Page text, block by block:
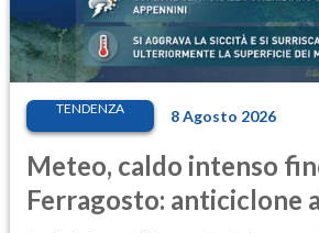
TENDENZA 8 Agosto 2026
Meteo, caldo intenso
Ferragosto: anticiclone